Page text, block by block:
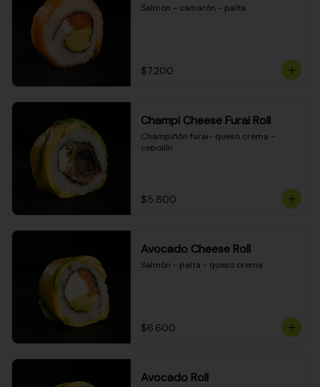
Salmón - camarón - palta
$7.200
Champi Cheese Furai Roll
Champiñón furai- queso crema -
cebollín
$5.800
Avocado Cheese Roll
Salmón - palta - queso crema
$6.600
Avocado Roll